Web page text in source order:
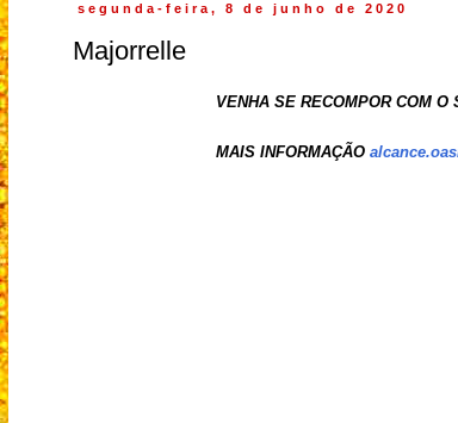
segunda-feira, 8 de junho de 2020
Majorrelle
VENHA SE RECOMPOR COM
MAIS INFORMAÇÃO